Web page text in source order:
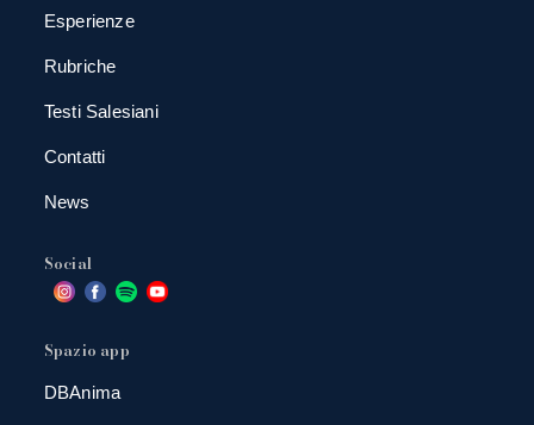
Esperienze
Rubriche
Testi Salesiani
Contatti
News
Social
Spazio app
DBAnima